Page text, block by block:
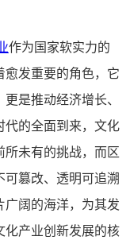
作为国家软实力的
愈发重要的角色，它
是推动经济增长、
代的全面到来，文化
所未有的挑战，而区
篡改、透明可追溯
广阔的海洋，为其发
化产业创新发展的核